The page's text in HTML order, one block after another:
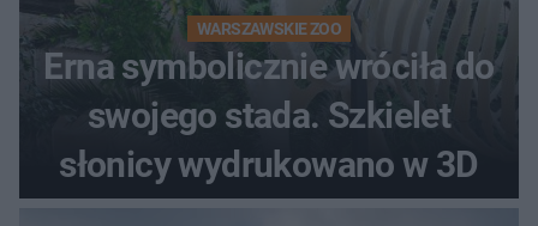
WARSZAWSKIE ZOO
Erna symbolicznie wróciła do
swojego stada. Szkielet
słonicy wydrukowano w 3D